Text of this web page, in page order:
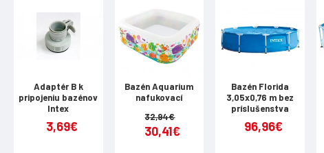
Adaptér B k
pripojeniu bazénov
Intex
3,69€
Bazén Aquarium
nafukovací
30,41€
32,94€
Bazén Florida
3,05x0,76 m bez
príslušenstva
96,96€